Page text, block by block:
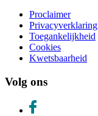
Proclaimer
Privacyverklaring
Toegankelijkheid
Cookies
Kwetsbaarheid
Volg ons